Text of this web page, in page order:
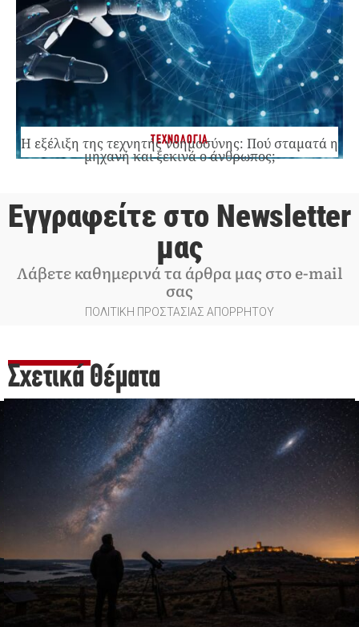
ΤΕΧΝΟΛΟΓΙΑ
Η εξέλιξη της τεχνητής νοημοσύνης: Πού σταματά η
μηχανή και ξεκινά ο άνθρωπος;
Εγγραφείτε στο Newsletter
μας
Λάβετε καθημερινά τα άρθρα μας στο e-mail
σας
ΠΟΛΙΤΙΚΗ ΠΡΟΣΤΑΣΙΑΣ ΑΠΟΡΡΗΤΟΥ
Σχετικά Θέματα